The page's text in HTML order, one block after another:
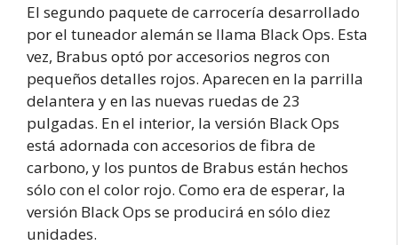
El segundo paquete de carrocería desarrollado
por el tuneador alemán se llama Black Ops. Esta
vez, Brabus optó por accesorios negros con
pequeños detalles rojos. Aparecen en la parrilla
delantera y en las nuevas ruedas de 23
pulgadas. En el interior, la versión Black Ops
está adornada con accesorios de fibra de
carbono, y los puntos de Brabus están hechos
sólo con el color rojo. Como era de esperar, la
versión Black Ops se producirá en sólo diez
unidades.